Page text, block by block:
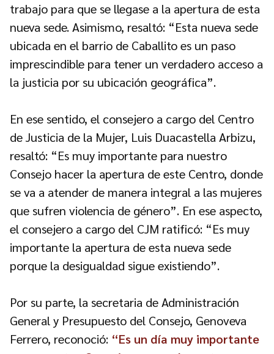
trabajo para que se llegase a la apertura de esta
nueva sede. Asimismo, resaltó: “Esta nueva sede
ubicada en el barrio de Caballito es un paso
imprescindible para tener un verdadero acceso a
la justicia por su ubicación geográfica”.
En ese sentido, el consejero a cargo del Centro
de Justicia de la Mujer, Luis Duacastella Arbizu,
resaltó: “Es muy importante para nuestro
Consejo hacer la apertura de este Centro, donde
se va a atender de manera integral a las mujeres
que sufren violencia de género”. En ese aspecto,
el consejero a cargo del CJM ratificó: “Es muy
importante la apertura de esta nueva sede
porque la desigualdad sigue existiendo”.
Por su parte, la secretaria de Administración
General y Presupuesto del Consejo, Genoveva
Ferrero, reconoció: “Es un día muy importante